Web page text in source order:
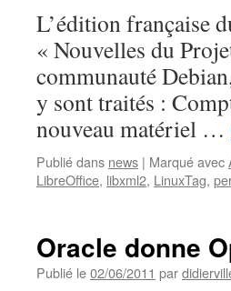
pas
être
des
pigeons
L’édition française
« Nouvelles du
communauté
y sont traités :
nouveau matériel …
Publié dans news | Marqué avec
LibreOffice, libxml2, LinuxTag,
Oracle donne
Publié le02/06/2011 par